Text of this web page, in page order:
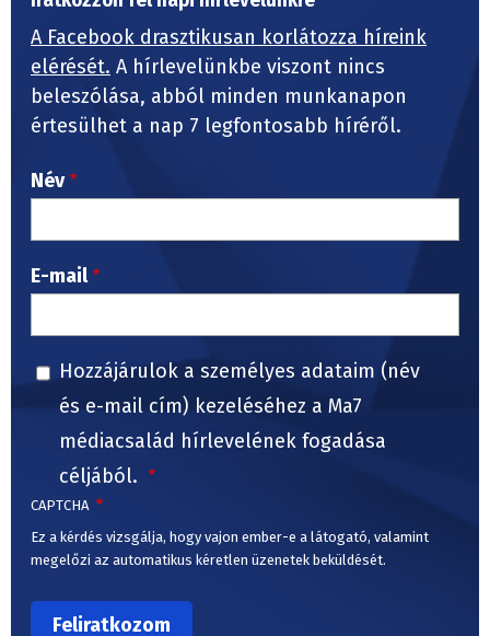
A Facebook drasztikusan korlátozza híreink
elérését. A hírlevelünkbe viszont nincs
beleszólása, abból minden munkanapon
értesülhet a nap 7 legfontosabb híréről.
Név
E-mail
Hozzájárulok a személyes adataim (név
és e-mail cím) kezeléséhez a Ma7
médiacsalád hírlevelének fogadása
céljából.
CAPTCHA
Ez a kérdés vizsgálja, hogy vajon ember-e a látogató, valamint
megelőzi az automatikus kéretlen üzenetek beküldését.